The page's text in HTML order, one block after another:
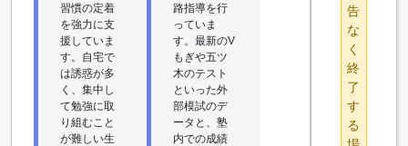
習慣の定着
を強力に支
援していま
す。自宅で
は誘惑が多
く、集中し
て勉強に取
り組むこと
が難しい生
路指導を行
っていま
す。最新のV
もぎや五ツ
木のテスト
といった外
部模試のデ
ータと、塾
内での成績
告
な
く
終
了
す
る